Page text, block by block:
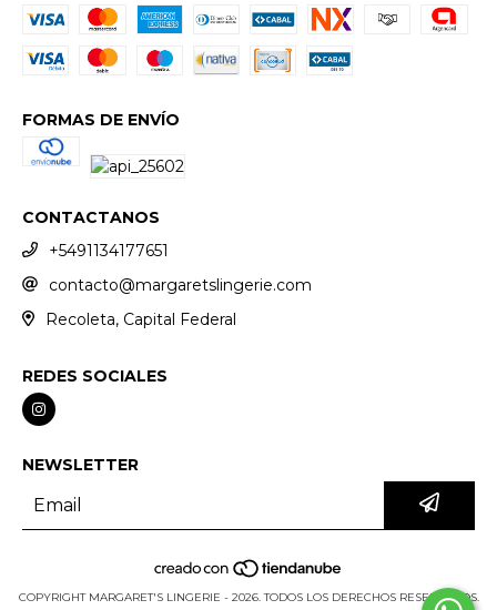
FORMAS DE ENVÍO
CONTACTANOS
+5491134177651
contacto@margaretslingerie.com
Recoleta, Capital Federal
REDES SOCIALES
NEWSLETTER
COPYRIGHT MARGARET'S LINGERIE - 2026. TODOS LOS DERECHOS RESERVADOS.